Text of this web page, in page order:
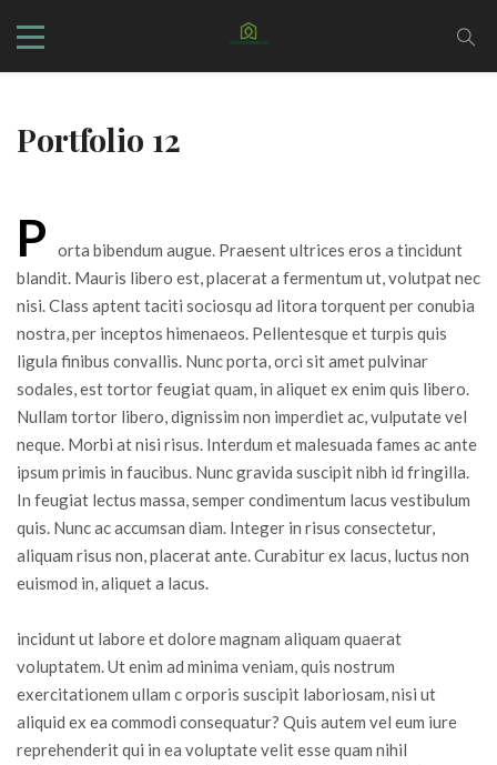
Portfolio 12
P
orta bibendum augue. Praesent ultrices eros a tincidunt
blandit. Mauris libero est, placerat a fermentum ut, volutpat nec
nisi. Class aptent taciti sociosqu ad litora torquent per conubia
nostra, per inceptos himenaeos. Pellentesque et turpis quis
ligula finibus convallis. Nunc porta, orci sit amet pulvinar
sodales, est tortor feugiat quam, in aliquet ex enim quis libero.
Nullam tortor libero, dignissim non imperdiet ac, vulputate vel
neque. Morbi at nisi risus. Interdum et malesuada fames ac ante
ipsum primis in faucibus. Nunc gravida suscipit nibh id fringilla.
In feugiat lectus massa, semper condimentum lacus vestibulum
quis. Nunc ac accumsan diam. Integer in risus consectetur,
aliquam risus non, placerat ante. Curabitur ex lacus, luctus non
euismod in, aliquet a lacus.
incidunt ut labore et dolore magnam aliquam quaerat
voluptatem. Ut enim ad minima veniam, quis nostrum
exercitationem ullam c orporis suscipit laboriosam, nisi ut
aliquid ex ea commodi consequatur? Quis autem vel eum iure
reprehenderit qui in ea voluptate velit esse quam nihil